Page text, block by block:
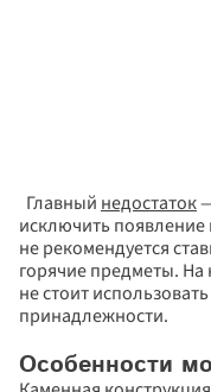
Главный недостаток
исключить
не рекомендуется
горячие предметы. На
не стоит
принадлежности.
Особенности